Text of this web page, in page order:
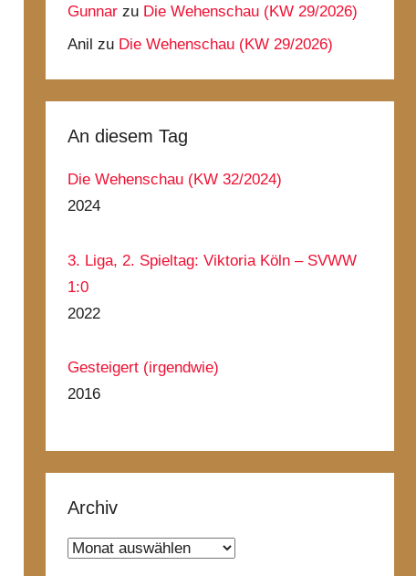
Gunnar zu Die Wehenschau (KW 29/2026)
Anil zu Die Wehenschau (KW 29/2026)
An diesem Tag
Die Wehenschau (KW 32/2024)
2024
3. Liga, 2. Spieltag: Viktoria Köln – SVWW
1:0
2022
Gesteigert (irgendwie)
2016
Archiv
Archiv